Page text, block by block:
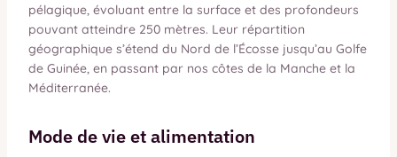
pélagique, évoluant entre la surface et des profondeurs
pouvant atteindre 250 mètres. Leur répartition
géographique s’étend du Nord de l’Écosse jusqu’au Golfe
de Guinée, en passant par nos côtes de la Manche et la
Méditerranée.
Mode de vie et alimentation